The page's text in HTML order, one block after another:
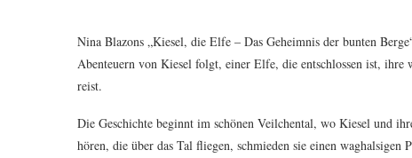
Nina Blazons „Kiesel, die Elfe – Das Geheimnis der bunten
Abenteuern von Kiesel folgt, einer Elfe, die entschlossen ist,
reist.
Die Geschichte beginnt im schönen Veilchental, wo Kiesel und
hören, die über das Tal fliegen, schmieden sie einen